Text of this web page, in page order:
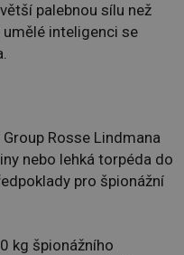
palebnou sílu než
inteligenci se
Rosse Lindmana
nebo lehká torpéda do
pro špionážní
kg špionážního